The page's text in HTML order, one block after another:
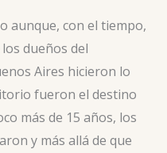
aunque, con el tiempo,
dueños del
Aires hicieron lo
fueron el destino
más de 15 años, los
y más allá de que